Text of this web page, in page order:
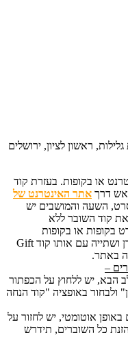
ראשון לציון, ירושלים
או בקופות. בעזרת קוד
אתר האינטרנט של
השעה והמושבים יש
את קוד השובר ללא
בקופות או בקופות
האוטומטיות יש לגשת למזנון לקבלת פופקורן ושתייה עם אותו קוד Gift
–
הבא, יש ללחוץ על הכפתור
באופציה "קוד הנחה
את היתרה עבור 2 כרטיסים באופן אוטומטי, יש לחזור על
כל השוברים, תידרש